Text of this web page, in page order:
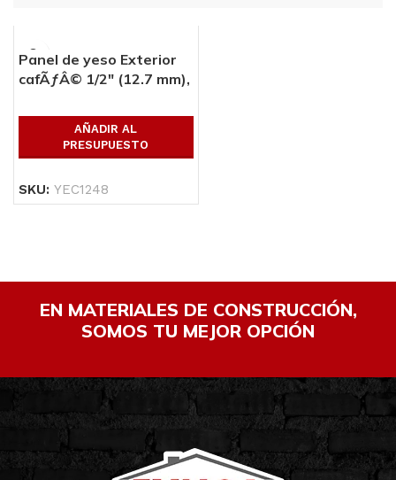
Panel de yeso Exterior
cafÃƒÂ© 1/2″ (12.7 mm),
mts)
AÑADIR AL
PRESUPUESTO
SKU: YEC1248
EN MATERIALES DE CONSTRUCCIÓN,
SOMOS TU MEJOR OPCIÓN